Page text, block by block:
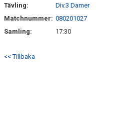
Tävling:
Div.3 Damer
Matchnummer: 080201027
Samling:
17:30
<< Tillbaka